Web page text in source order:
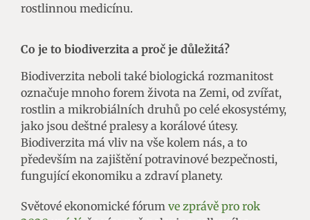
rostlinnou medicínu.
Co je to biodiverzita a proč je důležitá?
Biodiverzita neboli také biologická rozmanitost
označuje mnoho forem života na Zemi, od zvířat,
rostlin a mikrobiálních druhů po celé ekosystémy,
jako jsou deštné pralesy a korálové útesy.
Biodiverzita má vliv na vše kolem nás, a to
především na zajištění potravinové bezpečnosti,
fungující ekonomiku a zdraví planety.
Světové ekonomické fórum ve zprávě pro rok